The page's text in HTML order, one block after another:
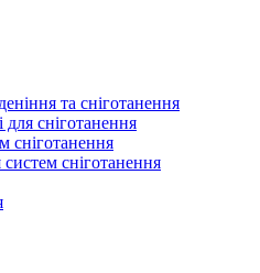
та сніготанення
для сніготанення
сніготанення
сніготанення